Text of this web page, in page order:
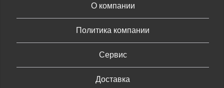
О компании
Политика компании
Сервис
Доставка